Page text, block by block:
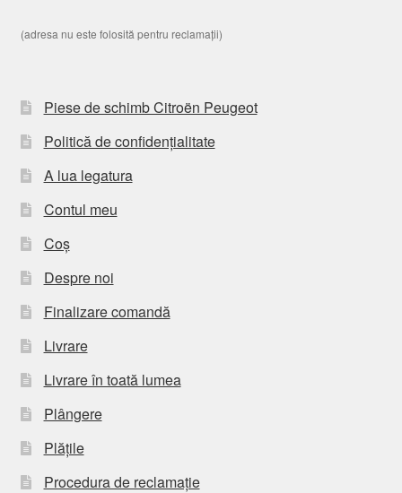
(adresa nu este folosită pentru reclamații)
Piese de schimb Citroën Peugeot
Politică de confidențialitate
A lua legatura
Contul meu
Coș
Despre noi
Finalizare comandă
Livrare
Livrare în toată lumea
Plângere
Plățile
Procedura de reclamație